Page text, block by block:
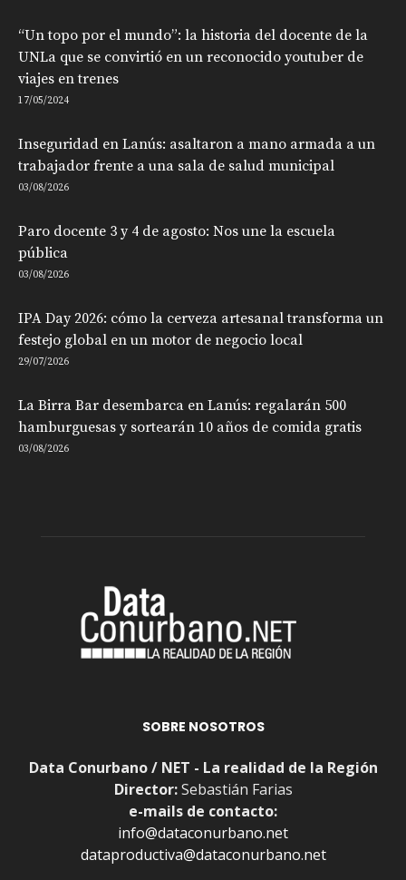
“Un topo por el mundo”: la historia del docente de la
UNLa que se convirtió en un reconocido youtuber de
viajes en trenes
17/05/2024
Inseguridad en Lanús: asaltaron a mano armada a un
trabajador frente a una sala de salud municipal
03/08/2026
Paro docente 3 y 4 de agosto: Nos une la escuela
pública
03/08/2026
IPA Day 2026: cómo la cerveza artesanal transforma un
festejo global en un motor de negocio local
29/07/2026
La Birra Bar desembarca en Lanús: regalarán 500
hamburguesas y sortearán 10 años de comida gratis
03/08/2026
SOBRE NOSOTROS
Data Conurbano / NET - La realidad de la Región
Director:Sebastián Farias
e-mails de contacto:
info@dataconurbano.net
dataproductiva@dataconurbano.net